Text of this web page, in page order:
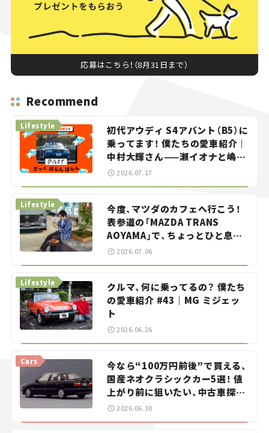
応募はこちら！（8月31日まで）
Recommend
初代アウディ S4アバント（B5）に
乗ってます！ 僕たちの愛車紹介｜
中村大輝さん——瀬イオナと嶋田
智之の「クルマでざっくばらんば
Lifestyle
2026.07.17
今度、マツダのカフェへ行こう！
表参道の「MAZDA TRANS
AOYAMA」で、ちょっとひと息。
——連載｜CCGとクルマでどうす
Lifestyle
2026.07.06
クルマ、何に乗ってるの？ 僕たち
の愛車紹介 #43｜MG ミジェッ
ト
Lifestyle
2026.06.26
今なら“100万円前後”で買える、
国産ネオクラシックカー5選！ 値
上がり前に狙いたい、中古車探し
をお手伝い――ちょっとイケてるマ
Cars
2026.06.30